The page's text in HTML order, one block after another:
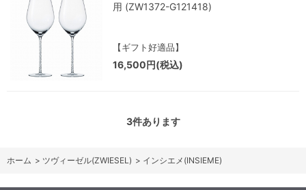
用 (ZW1372-G121418)
【ギフト好適品】
16,500円(税込)
3件あります
ホーム > ツヴィーゼル(ZWIESEL) > インシエメ(INSIEME)